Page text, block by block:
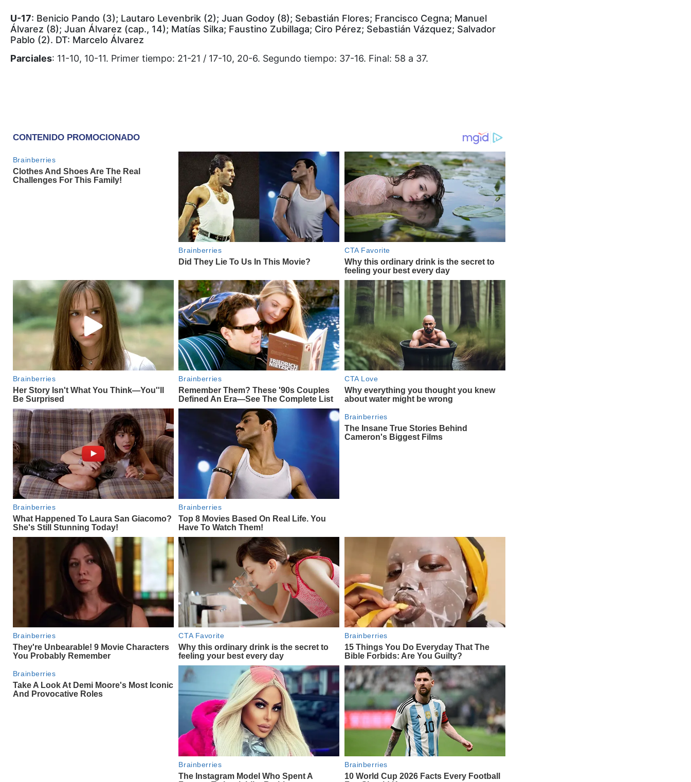
U-17: Benicio Pando (3); Lautaro Levenbrik (2); Juan Godoy (8); Sebastián Flores; Francisco Cegna; Manuel
Álvarez (8); Juan Álvarez (cap., 14); Matías Silka; Faustino Zubillaga; Ciro Pérez; Sebastián Vázquez; Salvador
Pablo (2). DT: Marcelo Álvarez
Parciales: 11-10, 10-11. Primer tiempo: 21-21 / 17-10, 20-6. Segundo tiempo: 37-16. Final: 58 a 37.